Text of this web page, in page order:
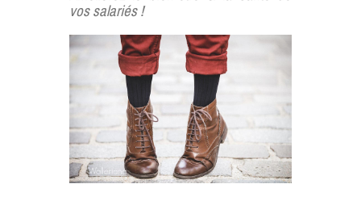
vos salariés !